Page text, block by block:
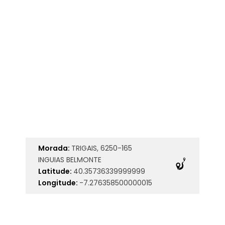
Morada: TRIGAIS, 6250-165
INGUIAS BELMONTE
Latitude: 40.35736339999999
Longitude: -7.276358500000015